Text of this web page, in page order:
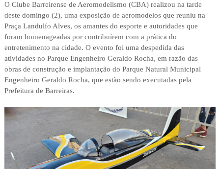
O Clube Barreirense de Aeromodelismo (CBA) realizou na tarde
deste domingo (2), uma exposição de aeromodelos que reuniu na
Praça Landulfo Alves, os amantes do esporte e autoridades que
foram homenageadas por contribuírem com a prática do
entretenimento na cidade. O evento foi uma despedida das
atividades no Parque Engenheiro Geraldo Rocha, em razão das
obras de construção e implantação do Parque Natural Municipal
Engenheiro Geraldo Rocha, que estão sendo executadas pela
Prefeitura de Barreiras.